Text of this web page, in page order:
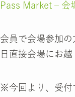
Pass Market – 会
会員で会場参加
日直接会場にお越
※今回より、受付